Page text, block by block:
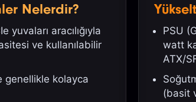
Nelerdir?
yuvaları aracılığıyla
ve kullanılabilir
genellikle kolayca
PSU
watt
ATX/
(basit